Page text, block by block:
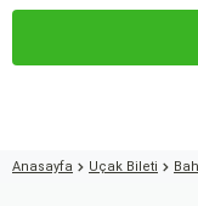
Anasayfa Uçak Bileti